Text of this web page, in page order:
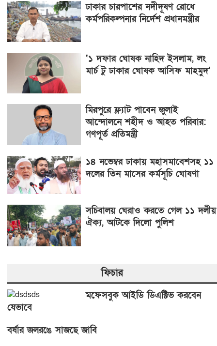
ঢাকার চারপাশের নদীদূষণ রোধে
কর্মপরিকল্পনার নির্দেশ প্রধানমন্ত্রীর
‘১ দফার ঘোষক নাহিদ ইসলাম, লং
মার্চ টু ঢাকার ঘোষক আসিফ মাহমুদ’
মিরপুরে ফ্ল্যাট পাবেন জুলাই
আন্দোলনে শহীদ ও আহত পরিবার:
গণপূর্ত প্রতিমন্ত্রী
১৪ নভেম্বর ঢাকায় মহাসমাবেশসহ ১১
দলের তিন মাসের কর্মসূচি ঘোষণা
সচিবালয় ঘেরাও করতে গেল ১১ দলীয়
ঐক্য, আটকে দিলো পুলিশ
ফিচার
মফেসবুক আইডি ডিএক্টিভ করবেন
যেভাবে
বর্ষার জলরঙে সাজছে জাবি